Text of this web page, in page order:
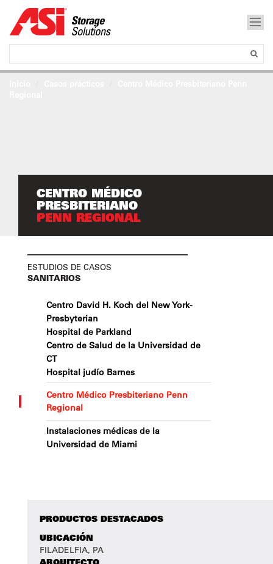
CENTRO MÉDICO
PRESBITERIANO
PENN REGIONAL
ESTUDIOS DE CASOS
SANITARIOS
Centro David H. Koch del New York-
Presbyterian
Hospital de Parkland
Centro de Salud de la Universidad de
CT
Hospital judío Barnes
Centro Médico Presbiteriano Penn
Regional
Instalaciones médicas de la
Universidad de Miami
PRODUCTOS DESTACADOS
UBICACIÓN
FILADELFIA, PA
ARQUITECTO